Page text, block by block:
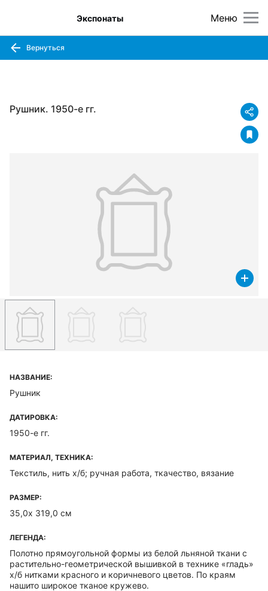
Меню
Экспонаты
Вернуться
Рушник. 1950-е гг.
НАЗВАНИЕ:
Рушник
ДАТИРОВКА:
1950-е гг.
МАТЕРИАЛ, ТЕХНИКА:
Текстиль, нить х/б; ручная работа, ткачество, вязание
РАЗМЕР:
35,0х 319,0 см
ЛЕГЕНДА:
Полотно прямоугольной формы из белой льняной ткани с
растительно-геометрической вышивкой в технике «гладь»
х/б нитками красного и коричневого цветов. По краям
нашито широкое тканое кружево.